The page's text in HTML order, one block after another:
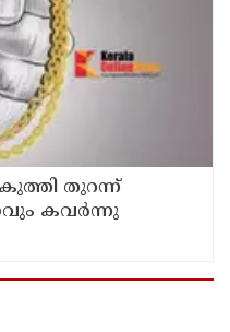
തുറന്ന്
കവർന്നു